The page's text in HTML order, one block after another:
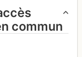
commun